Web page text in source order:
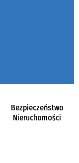
Bezpieczeństwo
Nieruchomości